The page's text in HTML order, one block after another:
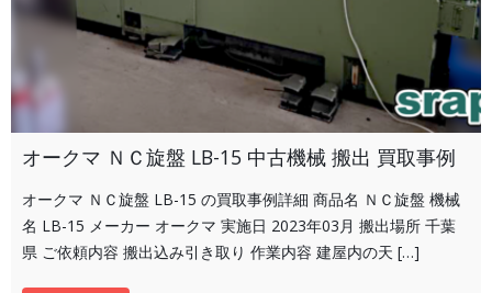
オークマ ＮＣ旋盤 LB-15 中古機械 搬出 買取事例
オークマ ＮＣ旋盤 LB-15 の買取事例詳細 商品名 ＮＣ旋盤 機械
名 LB-15 メーカー オークマ 実施日 2023年03月 搬出場所 千葉
県 ご依頼内容 搬出込み引き取り 作業内容 建屋内の天 […]